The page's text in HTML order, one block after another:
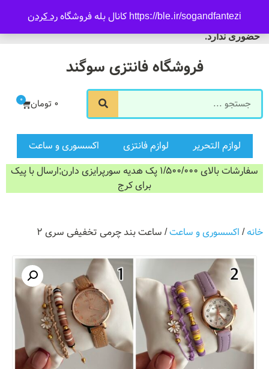
https://ble.ir/sogandfantezi کانال بله فروشگاه رد کردن
فروشگاه سوگند فروش
حضوری ندارد.
ورود/ثبت نام
فروشگاه فانتزی سوگند
0 تومان 0
لوازم التحریر لوازم فانتزی
اکسسوری و ساعت
سفارشات بالای 1/500/000 پک هدیه سورپرایزی دارن;ارسال با پیک
برای کرج
خانه/ اکسسوری و ساعت/ ساعت بند چرمی تخفیفی سری ۲